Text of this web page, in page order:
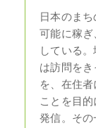
日本のま
可能に稼
している
は訪問を
を、在住
ことを目
発信。そ